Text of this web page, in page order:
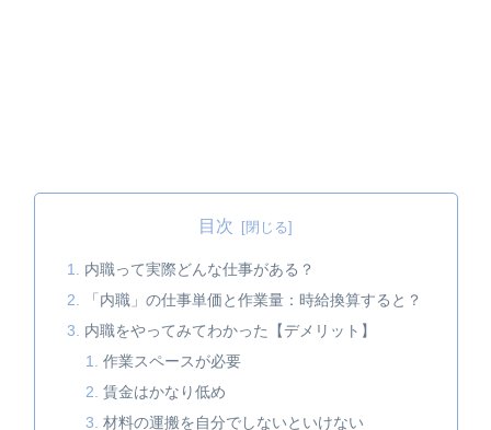
目次
内職って実際どんな仕事がある？
「内職」の仕事単価と作業量：時給換算すると？
内職をやってみてわかった【デメリット】
作業スペースが必要
賃金はかなり低め
材料の運搬を自分でしないといけない